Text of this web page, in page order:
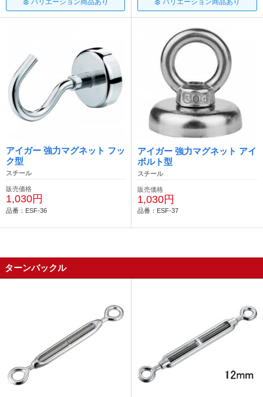
バリエーション商品あり バリエーション商品あり
アイガー 強力マグネット フッ
ク型
スチール
販売価格
1,030円
品番：ESF-36
アイガー 強力マグネット アイ
ボルト型
スチール
販売価格
1,030円
品番：ESF-37
ターンバックル